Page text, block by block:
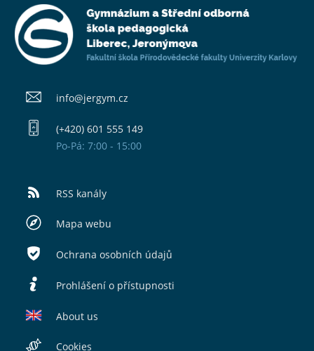
info@​jergym.cz
(+420) 601 555 149
Po-Pá: 7:00 - 15:00
RSS kanály
Mapa webu
Ochrana osobních údajů
Prohlášení o přístupnosti
About us
Cookies